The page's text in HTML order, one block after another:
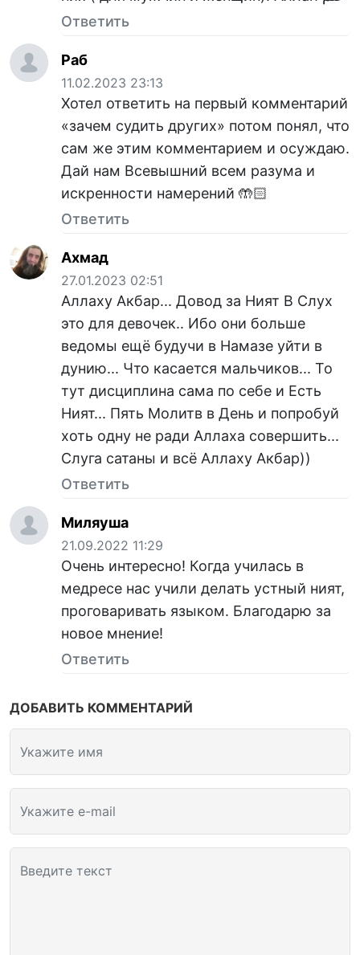
Ответить
Раб
11.02.2023 23:13
Хотел ответить на первый комментарий
«зачем судить других» потом понял, что
сам же этим комментарием и осуждаю.
Дай нам Всевышний всем разума и
искренности намерений 🤲🏻
Ответить
Ахмад
27.01.2023 02:51
Аллаху Акбар... Довод за Ният В Слух
это для девочек.. Ибо они больше
ведомы ещё будучи в Намазе уйти в
дунию... Что касается мальчиков... То
тут дисциплина сама по себе и Есть
Ният... Пять Молитв в День и попробуй
хоть одну не ради Аллаха совершить...
Слуга сатаны и всё Аллаху Акбар))
Ответить
Миляуша
21.09.2022 11:29
Очень интересно! Когда училась в
медресе нас учили делать устный ният,
проговаривать языком. Благодарю за
новое мнение!
Ответить
ДОБАВИТЬ КОММЕНТАРИЙ
Укажите имя
Укажите e-mail
Введите текст